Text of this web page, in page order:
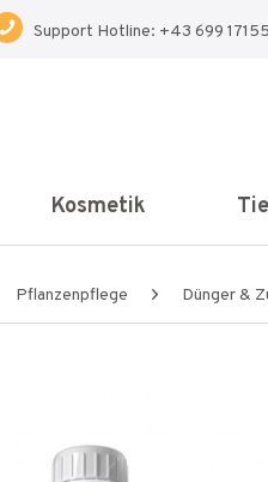
Support Hotline: +43 699
Kosmetik
Pflanzenpflege Dünger &